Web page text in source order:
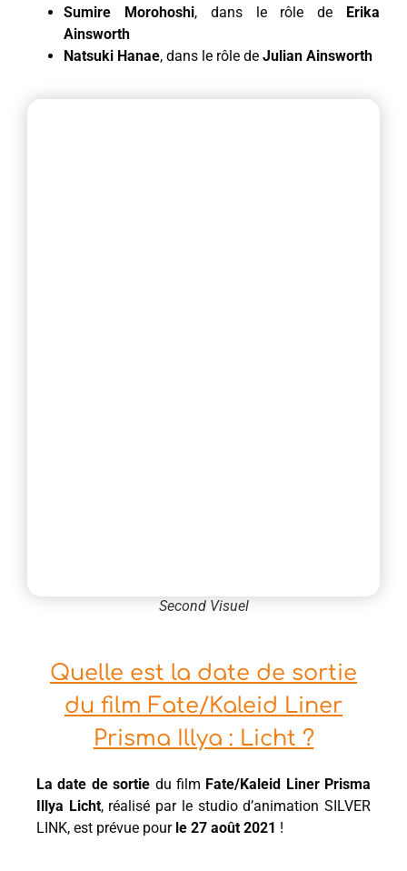
Sumire Morohoshi, dans le rôle de Erika
Ainsworth
Natsuki Hanae, dans le rôle de Julian Ainsworth
Second Visuel
Quelle est la date de sortie
du film Fate/Kaleid Liner
Prisma Illya : Licht ?
La date de sortie du film Fate/Kaleid Liner Prisma
Illya Licht, réalisé par le studio d’animation SILVER
LINK, est prévue pour le 27 août 2021 !